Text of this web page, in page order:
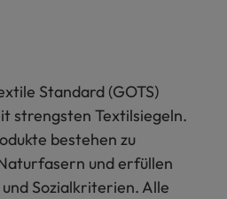
Standard (GOTS)
strengsten Textilsiegeln.
bestehen zu
und erfüllen
Sozialkriterien. Alle